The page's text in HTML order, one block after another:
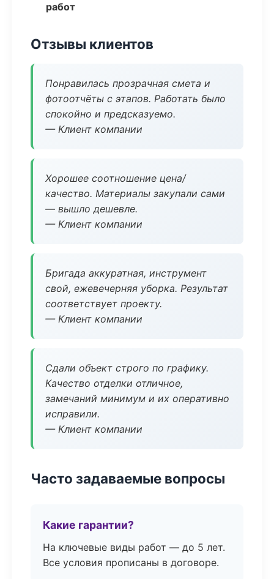
работ
Отзывы клиентов
Понравилась прозрачная смета и
фотоотчёты с этапов. Работать было
спокойно и предсказуемо.
— Клиент компании
Хорошее соотношение цена/
качество. Материалы закупали сами
— вышло дешевле.
— Клиент компании
Бригада аккуратная, инструмент
свой, ежевечерняя уборка. Результат
соответствует проекту.
— Клиент компании
Сдали объект строго по графику.
Качество отделки отличное,
замечаний минимум и их оперативно
исправили.
— Клиент компании
Часто задаваемые вопросы
Какие гарантии?
На ключевые виды работ — до 5 лет.
Все условия прописаны в договоре.